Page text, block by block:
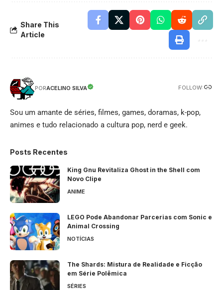
Share This
Article
PORACELINO SILVA FOLLOW:
Sou um amante de séries, filmes, games, doramas, k-pop,
animes e tudo relacionado a cultura pop, nerd e geek.
Posts Recentes
King Gnu Revitaliza Ghost in the Shell com
Novo Clipe
ANIME
LEGO Pode Abandonar Parcerias com Sonic e
Animal Crossing
NOTÍCIAS
The Shards: Mistura de Realidade e Ficção
em Série Polêmica
SÉRIES